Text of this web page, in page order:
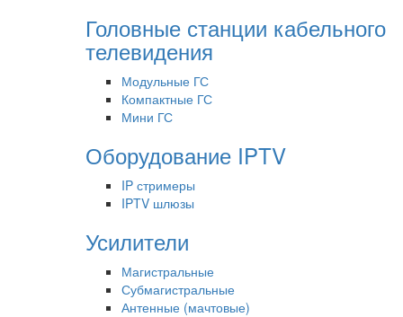
Головные станции кабельного
телевидения
Модульные ГС
Компактные ГС
Мини ГС
Оборудование IPTV
IP стримеры
IPTV шлюзы
Усилители
Магистральные
Субмагистральные
Антенные (мачтовые)